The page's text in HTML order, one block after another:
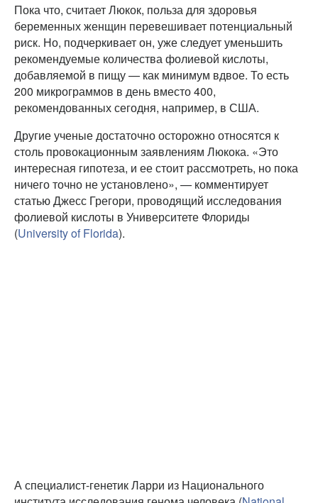
Пока что, считает Люкок, польза для здоровья
беременных женщин перевешивает потенциальный
риск. Но, подчеркивает он, уже следует уменьшить
рекомендуемые количества фолиевой кислоты,
добавляемой в пищу — как минимум вдвое. То есть
200 микрограммов в день вместо 400,
рекомендованных сегодня, например, в США.
Другие ученые достаточно осторожно относятся к
столь провокационным заявлениям Люкока. «Это
интересная гипотеза, и ее стоит рассмотреть, но пока
ничего точно не установлено», — комментирует
статью Джесс Грегори, проводящий исследования
фолиевой кислоты в Университете Флориды
(University of Florida).
А специалист-генетик Ларри из Национального